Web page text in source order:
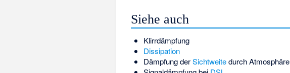
Siehe auch
Klirrdämpfung
Dissipation
Dämpfung derSichtweitedurch Atmosphäre